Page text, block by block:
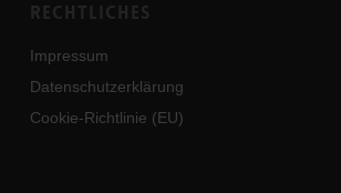
Rechtliches
Impressum
Datenschutzerklärung
Cookie-Richtlinie (EU)